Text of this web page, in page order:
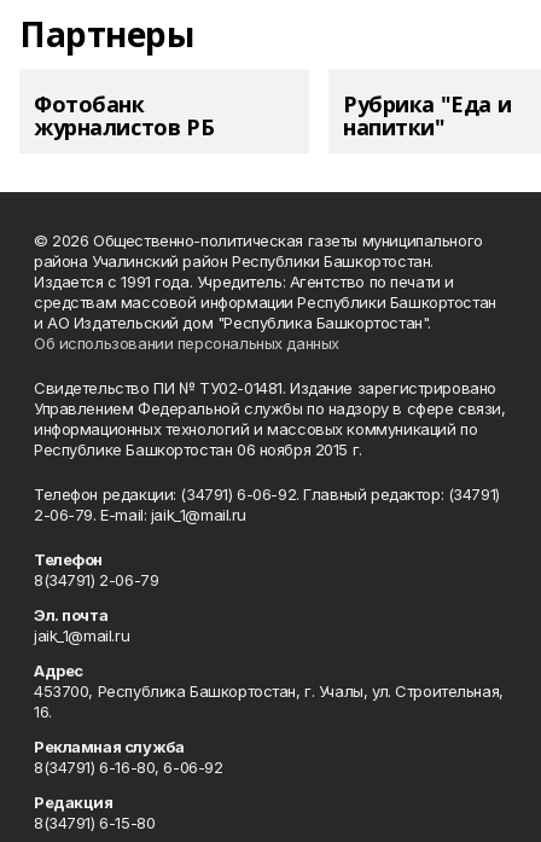
Партнеры
Фотобанк
журналистов РБ
Рубрика "Еда и
напитки"
© 2026 Общественно-политическая газеты муниципального
района Учалинский район Республики Башкортостан.
Издается с 1991 года. Учредитель: Агентство по печати и
средствам массовой информации Республики Башкортостан
и АО Издательский дом "Республика Башкортостан".
Об использовании персональных данных
Свидетельство ПИ № ТУ02-01481. Издание зарегистрировано
Управлением Федеральной службы по надзору в сфере связи,
информационных технологий и массовых коммуникаций по
Республике Башкортостан 06 ноября 2015 г.
Телефон редакции: (34791) 6-06-92. Главный редактор: (34791)
2-06-79. Е-mаil: jaik_1@mail.ru
Телефон
8(34791) 2-06-79
Эл. почта
jaik_1@mail.ru
Адрес
453700, Республика Башкортостан, г. Учалы, ул. Строительная,
16.
Рекламная служба
8(34791) 6-16-80, 6-06-92
Редакция
8(34791) 6-15-80